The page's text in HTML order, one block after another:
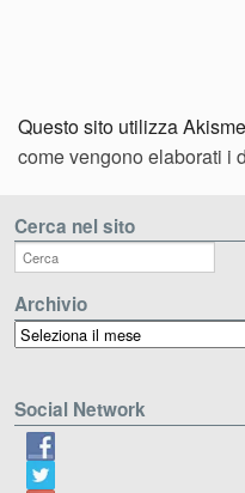
Questo sito utilizza
come vengono elaborati i
Cerca nel sito
Archivio
Archivio
Social Network